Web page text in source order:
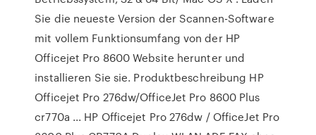
Sie die neueste Version der Scannen-Software
mit vollem Funktionsumfang von der HP
Officejet Pro 8600 Website herunter und
installieren Sie sie. Produktbeschreibung HP
Officejet Pro 276dw/OfficeJet Pro 8600 Plus
cr770a ... HP Officejet Pro 276dw / OfficeJet Pro